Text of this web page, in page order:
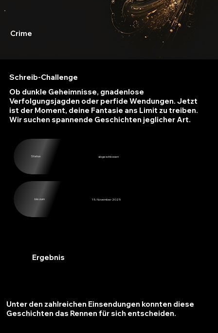
Crime
Schreib-Challenge
Ob dunkle Geheimnisse, gnadenlose
Verfolgungsjagden oder perfide Wendungen. Jetzt
ist der Moment, deine Fantasie ans Limit zu treiben.
Wir suchen spannende Geschichten jeglicher Art.
Status abgeschlossen
bis zum 15. November 2025
Ergebnis
Unter den zahlreichen Einsendungen konnten diese
Geschichten das Rennen für sich entscheiden.